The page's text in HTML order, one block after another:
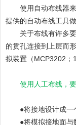
使用自动布线器来
提供的自动布线工具
关于布线有许多要
的贯孔连接到上层而
拟装置（MCP3202；
使用人工布线，
●将接地设计成一个
●将模拟接地面与